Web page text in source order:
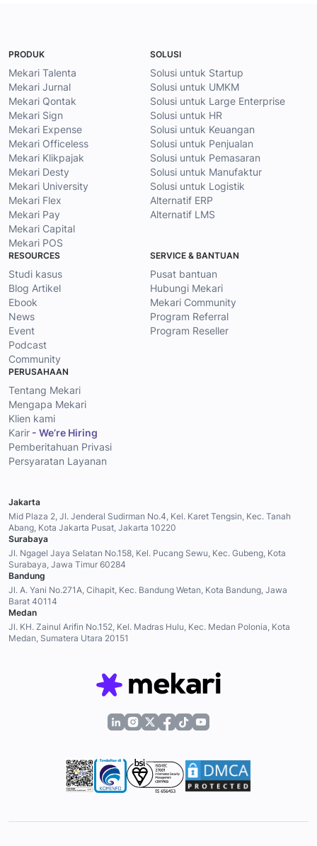
PRODUK
Mekari Talenta
Mekari Jurnal
Mekari Qontak
Mekari Sign
Mekari Expense
Mekari Officeless
Mekari Klikpajak
Mekari Desty
Mekari University
Mekari Flex
Mekari Pay
Mekari Capital
Mekari POS
SOLUSI
Solusi untuk Startup
Solusi untuk UMKM
Solusi untuk Large Enterprise
Solusi untuk HR
Solusi untuk Keuangan
Solusi untuk Penjualan
Solusi untuk Pemasaran
Solusi untuk Manufaktur
Solusi untuk Logistik
Alternatif ERP
Alternatif LMS
RESOURCES
Studi kasus
Blog Artikel
Ebook
News
Event
Podcast
Community
SERVICE & BANTUAN
Pusat bantuan
Hubungi Mekari
Mekari Community
Program Referral
Program Reseller
PERUSAHAAN
Tentang Mekari
Mengapa Mekari
Klien kami
Karir - We’re Hiring
Pemberitahuan Privasi
Persyaratan Layanan
Jakarta
Mid Plaza 2, Jl. Jenderal Sudirman No.4, Kel. Karet Tengsin, Kec. Tanah
Abang, Kota Jakarta Pusat, Jakarta 10220
Surabaya
Jl. Ngagel Jaya Selatan No.158, Kel. Pucang Sewu, Kec. Gubeng, Kota
Surabaya, Jawa Timur 60284
Bandung
Jl. A. Yani No.271A, Cihapit, Kec. Bandung Wetan, Kota Bandung, Jawa
Barat 40114
Medan
Jl. KH. Zainul Arifin No.152, Kel. Madras Hulu, Kec. Medan Polonia, Kota
Medan, Sumatera Utara 20151